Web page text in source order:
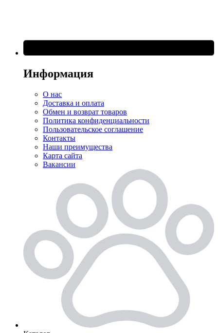
Информация
О нас
Доставка и оплата
Обмен и возврат товаров
Политика конфиденциальности
Пользовательское соглашение
Контакты
Наши преимущества
Карта сайта
Вакансии